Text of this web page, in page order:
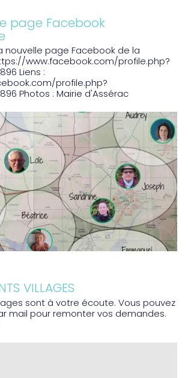
page Facebook
nouvelle page Facebook de la
www.facebook.com/profile.php?
Liens :
profile.php?
Photos : Mairie d'Assérac
VILLAGES
sont à votre écoute. Vous pouvez
mail pour remonter vos demandes.